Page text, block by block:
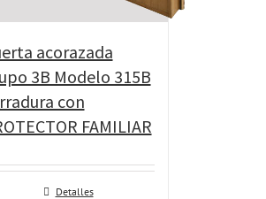
acorazada
3B Modelo 315B
con
FAMILIAR
Detalles